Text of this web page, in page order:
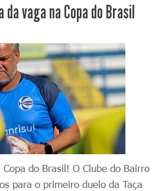
vaga na Copa do Brasil
do Brasil! O Clube do Bairro
para o primeiro duelo da Taça